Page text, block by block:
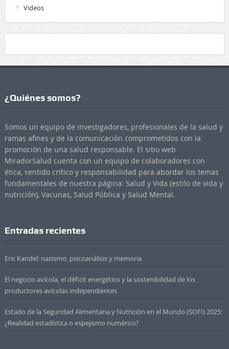
Videos
¿Quiénes somos?
Somos un equipo de investigadores, profesionales de la salud y
ramas afines y de la comunicación comprometidos con la
promoción de una salud responsable. El sitio web
MiradorSalud cuenta con un equipo de colaboradores con
ética, sentido crítico y responsabilidad para abordar los temas
fundamentales de nuestra página: Salud y Vida (estilo de vida y
nutrición), Vacunas, Salud Pública y Salud Mental.
Entradas recientes
Eric Kandel: nazismo, psicoanálisis y memoria
El negocio avícola, el déficit energético y la sostenibilidad de los
productores avícolas independientes
Estado de la Seguridad Alimentaria y Nutrición en el Mundo (SOFI) 2025:
¿Realidad estadística o espejismo numérico?